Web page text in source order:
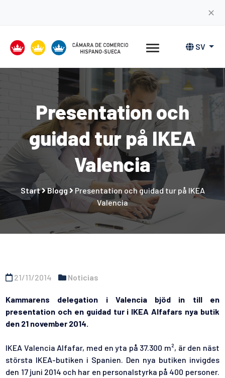
✕
SV
Presentation och
guidad tur på IKEA
Valencia
Start Blogg
Presentation och guidad tur på IKEA
Valencia
21/11/2014 Noticias
Kammarens delegation i Valencia bjöd in till en
presentation och en guidad tur i IKEA Alfafars nya butik
den 21 november 2014.
IKEA Valencia Alfafar, med en yta på 37.300 m², är den näst
största IKEA-butiken i Spanien. Den nya butiken invigdes
den 17 juni 2014 och har en personalstyrka på 400 personer.